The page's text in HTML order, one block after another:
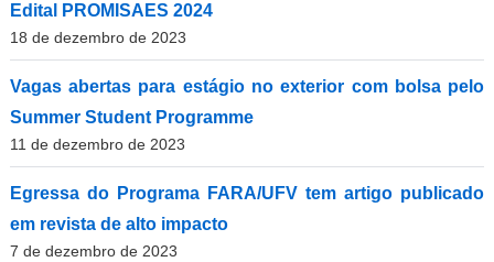
Edital PROMISAES 2024
18 de dezembro de 2023
Vagas abertas para estágio no exterior com bolsa pelo
Summer Student Programme
11 de dezembro de 2023
Egressa do Programa FARA/UFV tem artigo publicado
em revista de alto impacto
7 de dezembro de 2023